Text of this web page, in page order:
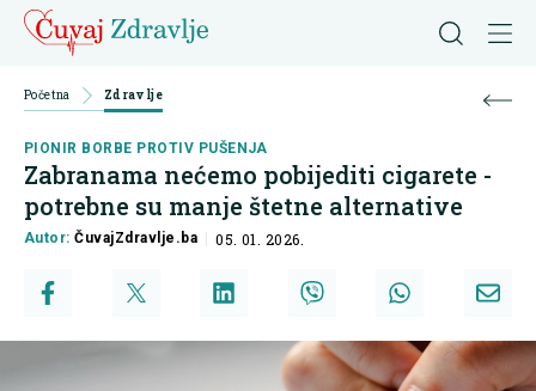
Početna Zdravlje
PIONIR BORBE PROTIV PUŠENJA
Zabranama nećemo pobijediti cigarete -
potrebne su manje štetne alternative
Autor:ČuvajZdravlje.ba 05. 01. 2026.